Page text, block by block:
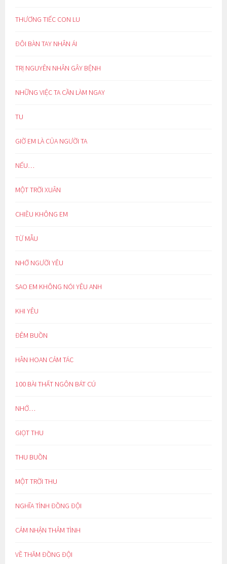
THƯƠNG TIẾC CON LU
ĐÔI BÀN TAY NHÂN ÁI
TRỊ NGUYÊN NHÂN GÂY BỆNH
NHỮNG VIỆC TA CẦN LÀM NGAY
TU
GIỜ EM LÀ CỦA NGƯỜI TA
NẾU…
MỘT TRỜI XUÂN
CHIỀU KHÔNG EM
TỪ MẪU
NHỚ NGƯỜI YÊU
SAO EM KHÔNG NÓI YÊU ANH
KHI YÊU
ĐÊM BUỒN
HÂN HOAN CẢM TÁC
100 BÀI THẤT NGÔN BÁT CÚ
NHỚ…
GIỌT THU
THU BUỒN
MỘT TRỜI THU
NGHĨA TÌNH ĐỒNG ĐỘI
CẢM NHẬN THÂM TÌNH
VỀ THĂM ĐỒNG ĐỘI